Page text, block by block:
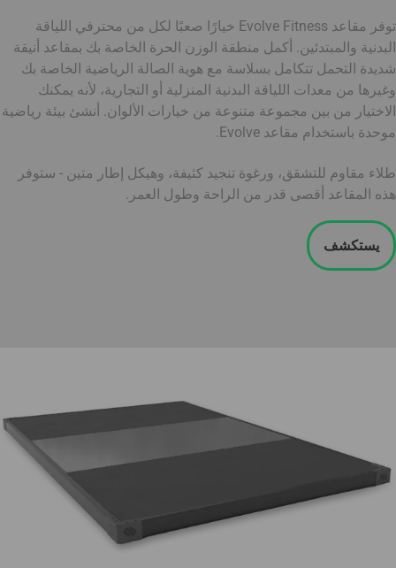
توفر مقاعد Evolve Fitness خيارًا صعبًا لكل من محترفي اللياقة
البدنية والمبتدئين. أكمل منطقة الوزن الحرة الخاصة بك بمقاعد أنيقة
شديدة التحمل تتكامل بسلاسة مع هوية الصالة الرياضية الخاصة بك
وغيرها من معدات اللياقة البدنية المنزلية أو التجارية، لأنه يمكنك
الاختيار من بين مجموعة متنوعة من خيارات الألوان. أنشئ بيئة رياضية
موحدة باستخدام مقاعد Evolve.
طلاء مقاوم للتشقق، ورغوة تنجيد كثيفة، وهيكل إطار متين - ستوفر
هذه المقاعد أقصى قدر من الراحة وطول العمر.
يستكشف